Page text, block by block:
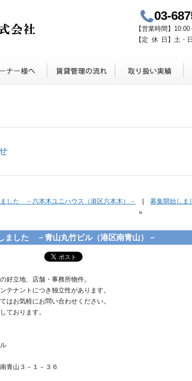
03-
【営業時間 】 10:00
【定 休 日】 土・
した －六本木ユニハウス（港区六本木）－
募集開始しま
»
ました －青山丸竹ビル（港区南青山）－
好立地、店舗・事務所物件。
テナントにつき独立性があります。
はお気軽にお問い合わせください。
ております。
青山３－１－３６